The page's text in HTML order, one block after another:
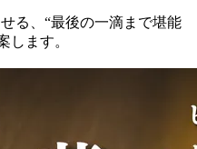
る、“最後の一滴まで堪能
します。